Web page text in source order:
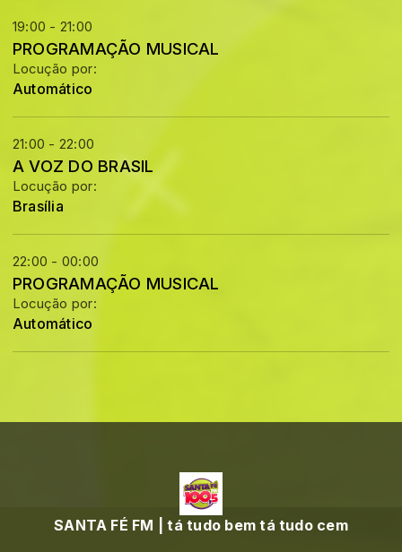
19:00 - 21:00
PROGRAMAÇÃO MUSICAL
Locução por:
Automático
21:00 - 22:00
A VOZ DO BRASIL
Locução por:
Brasília
22:00 - 00:00
PROGRAMAÇÃO MUSICAL
Locução por:
Automático
SANTA FÉ FM | tá tudo bem tá tudo cem